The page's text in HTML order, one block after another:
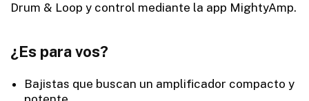
Drum & Loop y control mediante la app MightyAmp.
¿Es para vos?
Bajistas que buscan un amplificador compacto y